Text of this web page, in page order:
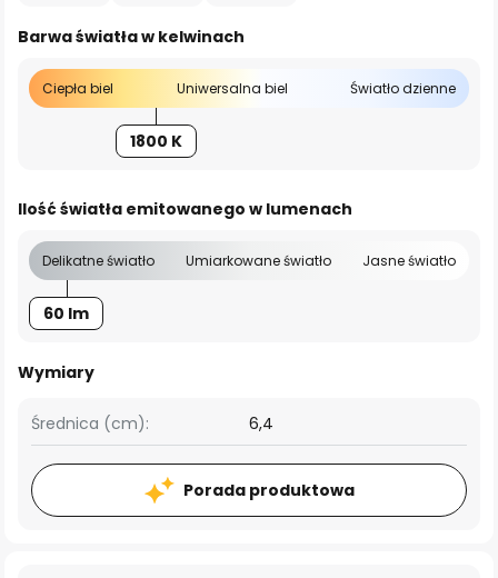
Barwa światła w kelwinach
Ciepła biel Uniwersalna biel Światło dzienne
1800 K
Ilość światła emitowanego w lumenach
Delikatne światło Umiarkowane światło Jasne światło
60 lm
Wymiary
Średnica (cm): 6,4
Porada produktowa